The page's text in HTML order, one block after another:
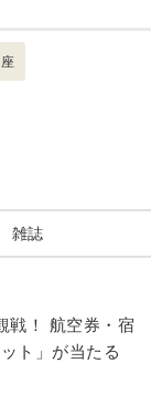
雑誌
戦！ 航空券・宿
ト」が当たる